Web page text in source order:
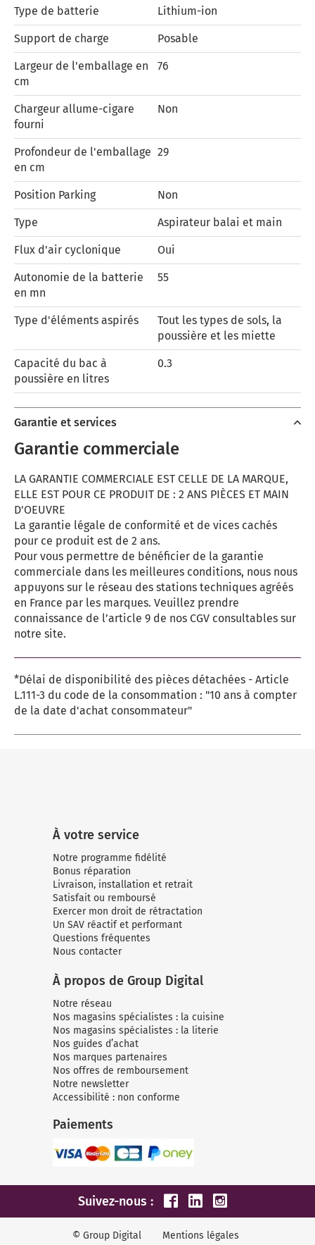
Type de batterie Lithium-ion
Support de charge Posable
Largeur de l'emballage en
cm
76
Chargeur allume-cigare
fourni
Non
Profondeur de l'emballage
en cm
29
Position Parking Non
Type Aspirateur balai et main
Flux d'air cyclonique Oui
Autonomie de la batterie
en mn
55
Type d'éléments aspirés
Tout les types de sols, la
poussière et les miette
Capacité du bac à
poussière en litres
0.3
Garantie et services
Garantie commerciale
LA GARANTIE COMMERCIALE EST CELLE DE LA MARQUE,
ELLE EST POUR CE PRODUIT DE : 2 ANS PIÈCES ET MAIN
D'OEUVRE
La garantie légale de conformité et de vices cachés
pour ce produit est de 2 ans.
Pour vous permettre de bénéficier de la garantie
commerciale dans les meilleures conditions, nous nous
appuyons sur le réseau des stations techniques agréés
en France par les marques. Veuillez prendre
connaissance de l’article 9 de nos CGV consultables sur
notre site.
*Délai de disponibilité des pièces détachées - Article
L.111-3 du code de la consommation : "10 ans à compter
de la date d'achat consommateur"
À votre service
Notre programme fidélité
Bonus réparation
Livraison, installation et retrait
Satisfait ou remboursé
Exercer mon droit de rétractation
Un SAV réactif et performant
Questions fréquentes
Nous contacter
À propos de Group Digital
Notre réseau
Nos magasins spécialistes : la cuisine
Nos magasins spécialistes : la literie
Nos guides d’achat
Nos marques partenaires
Nos offres de remboursement
Notre newsletter
Accessibilité : non conforme
Paiements
Suivez-nous :
© Group Digital Mentions légales